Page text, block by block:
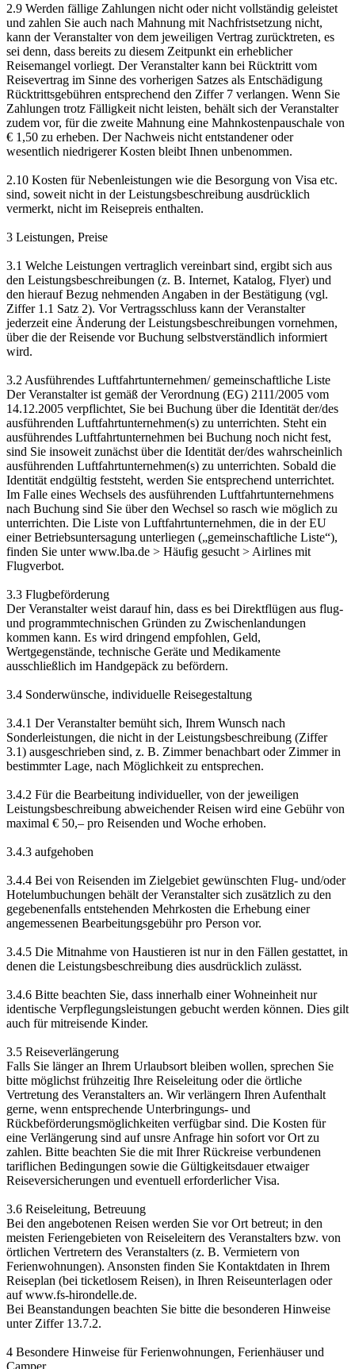
2.9 Werden fällige Zahlungen nicht oder nicht vollständig geleistet
und zahlen Sie auch nach Mahnung mit Nachfristsetzung nicht,
kann der Veranstalter von dem jeweiligen Vertrag zurücktreten, es
sei denn, dass bereits zu diesem Zeitpunkt ein erheblicher
Reisemangel vorliegt. Der Veranstalter kann bei Rücktritt vom
Reisevertrag im Sinne des vorherigen Satzes als Entschädigung
Rücktrittsgebühren entsprechend den Ziffer 7 verlangen. Wenn Sie
Zahlungen trotz Fälligkeit nicht leisten, behält sich der Veranstalter
zudem vor, für die zweite Mahnung eine Mahnkostenpauschale von
€ 1,50 zu erheben. Der Nachweis nicht entstandener oder
wesentlich niedrigerer Kosten bleibt Ihnen unbenommen.
2.10 Kosten für Nebenleistungen wie die Besorgung von Visa etc.
sind, soweit nicht in der Leistungsbeschreibung ausdrücklich
vermerkt, nicht im Reisepreis enthalten.
3 Leistungen, Preise
3.1 Welche Leistungen vertraglich vereinbart sind, ergibt sich aus
den Leistungsbeschreibungen (z. B. Internet, Katalog, Flyer) und
den hierauf Bezug nehmenden Angaben in der Bestätigung (vgl.
Ziffer 1.1 Satz 2). Vor Vertragsschluss kann der Veranstalter
jederzeit eine Änderung der Leistungsbeschreibungen vornehmen,
über die der Reisende vor Buchung selbstverständlich informiert
wird.
3.2 Ausführendes Luftfahrtunternehmen/ gemeinschaftliche Liste
Der Veranstalter ist gemäß der Verordnung (EG) 2111/2005 vom
14.12.2005 verpflichtet, Sie bei Buchung über die Identität der/des
ausführenden Luftfahrtunternehmen(s) zu unterrichten. Steht ein
ausführendes Luftfahrtunternehmen bei Buchung noch nicht fest,
sind Sie insoweit zunächst über die Identität der/des wahrscheinlich
ausführenden Luftfahrtunternehmen(s) zu unterrichten. Sobald die
Identität endgültig feststeht, werden Sie entsprechend unterrichtet.
Im Falle eines Wechsels des ausführenden Luftfahrtunternehmens
nach Buchung sind Sie über den Wechsel so rasch wie möglich zu
unterrichten. Die Liste von Luftfahrtunternehmen, die in der EU
einer Betriebsuntersagung unterliegen („gemeinschaftliche Liste“),
finden Sie unter www.lba.de > Häufig gesucht > Airlines mit
Flugverbot.
3.3 Flugbeförderung
Der Veranstalter weist darauf hin, dass es bei Direktflügen aus flug-
und programmtechnischen Gründen zu Zwischenlandungen
kommen kann. Es wird dringend empfohlen, Geld,
Wertgegenstände, technische Geräte und Medikamente
ausschließlich im Handgepäck zu befördern.
3.4 Sonderwünsche, individuelle Reisegestaltung
3.4.1 Der Veranstalter bemüht sich, Ihrem Wunsch nach
Sonderleistungen, die nicht in der Leistungsbeschreibung (Ziffer
3.1) ausgeschrieben sind, z. B. Zimmer benachbart oder Zimmer in
bestimmter Lage, nach Möglichkeit zu entsprechen.
3.4.2 Für die Bearbeitung individueller, von der jeweiligen
Leistungsbeschreibung abweichender Reisen wird eine Gebühr von
maximal € 50,– pro Reisenden und Woche erhoben.
3.4.3 aufgehoben
3.4.4 Bei von Reisenden im Zielgebiet gewünschten Flug- und/oder
Hotelumbuchungen behält der Veranstalter sich zusätzlich zu den
gegebenenfalls entstehenden Mehrkosten die Erhebung einer
angemessenen Bearbeitungsgebühr pro Person vor.
3.4.5 Die Mitnahme von Haustieren ist nur in den Fällen gestattet, in
denen die Leistungsbeschreibung dies ausdrücklich zulässt.
3.4.6 Bitte beachten Sie, dass innerhalb einer Wohneinheit nur
identische Verpflegungsleistungen gebucht werden können. Dies gilt
auch für mitreisende Kinder.
3.5 Reiseverlängerung
Falls Sie länger an Ihrem Urlaubsort bleiben wollen, sprechen Sie
bitte möglichst frühzeitig Ihre Reiseleitung oder die örtliche
Vertretung des Veranstalters an. Wir verlängern Ihren Aufenthalt
gerne, wenn entsprechende Unterbringungs- und
Rückbeförderungsmöglichkeiten verfügbar sind. Die Kosten für
eine Verlängerung sind auf unsre Anfrage hin sofort vor Ort zu
zahlen. Bitte beachten Sie die mit Ihrer Rückreise verbundenen
tariflichen Bedingungen sowie die Gültigkeitsdauer etwaiger
Reiseversicherungen und eventuell erforderlicher Visa.
3.6 Reiseleitung, Betreuung
Bei den angebotenen Reisen werden Sie vor Ort betreut; in den
meisten Feriengebieten von Reiseleitern des Veranstalters bzw. von
örtlichen Vertretern des Veranstalters (z. B. Vermietern von
Ferienwohnungen). Ansonsten finden Sie Kontaktdaten in Ihrem
Reiseplan (bei ticketlosem Reisen), in Ihren Reiseunterlagen oder
auf www.fs-hirondelle.de.
Bei Beanstandungen beachten Sie bitte die besonderen Hinweise
unter Ziffer 13.7.2.
4 Besondere Hinweise für Ferienwohnungen, Ferienhäuser und